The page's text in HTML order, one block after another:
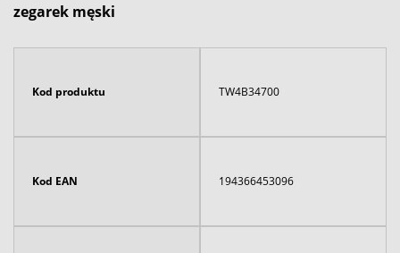
zegarek męski
Kod produktu TW4B34700
Kod EAN 194366453096